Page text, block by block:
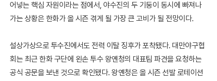
어넣는 핵심 자원이라는 점에서, 야수진의 두 기둥이 동시에 빠져나
가는 상황은 한화가 올 시즌 겪게 될 가장 큰 고비가 될 전망이다.
설상가상으로 투수진에서도 전력 이탈 징후가 포착됐다. 대만야구협
회는 최근 한화 구단에 왼손 투수 왕옌청의 대표팀 파견을 요청하는
공식 공문을 보낸 것으로 확인됐다. 왕옌청은 올 시즌 선발 로테이션